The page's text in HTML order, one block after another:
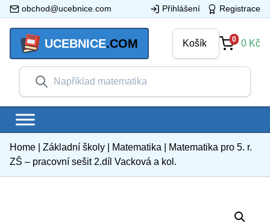
obchod@ucebnice.com Přihlášení Registrace
UCEBNICE.COM Košík 0 0 Kč
Home Základní školy Matematika
Matematika pro 5. r.
ZŠ – pracovní sešit 2.díl Vacková a kol.